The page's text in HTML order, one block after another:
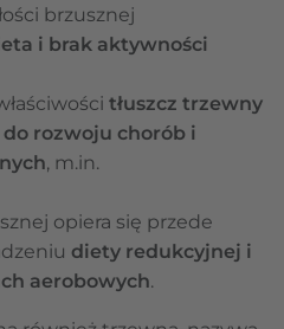
brzusznej
i brak aktywności
tłuszcz trzewny
rozwoju chorób i
, m.in.
opiera się przede
diety redukcyjnej i
aerobowych.